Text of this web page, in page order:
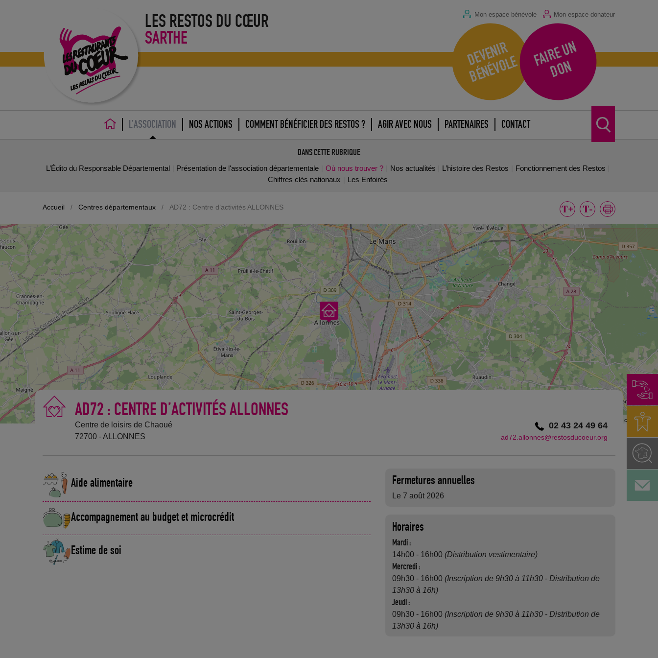
LES RESTOS DU CŒUR
SARTHE
Mon espace bénévole Mon espace donateur
D
E
V
E
N
I
R
B
É
N
É
V
O
L
E F
A
I
R
E
U
N
D
O
N
ACCUEILL’ASSOCIATION NOS ACTIONS COMMENT BÉNÉFICIER DES RESTOS ? AGIR AVEC NOUS PARTENAIRES CONTACT
DANS CETTE RUBRIQUE
L’Édito du Responsable Départemental Présentation de l'association départementale Où nous trouver ? Nos actualités L’histoire des Restos
Fonctionnement des Restos
Chiffres clés nationaux
Les Enfoirés
Accueil / Centres départementaux / AD72 : Centre d’activités ALLONNES
contributors.
AD72 : CENTRE D’ACTIVITÉS ALLONNES
Centre de loisirs de Chaoué
72700 - ALLONNES
02 43 24 49 64
ad72.allonnes@restosducoeur.org
Aide alimentaire
Accompagnement au budget et microcrédit
Estime de soi
Fermetures annuelles
Le 7 août 2026
Horaires
Mardi :
14h00 - 16h00(Distribution vestimentaire)
Mercredi :
09h30 - 16h00(Inscription de 9h30 à 11h30 - Distribution de
13h30 à 16h)
Jeudi :
09h30 - 16h00(Inscription de 9h30 à 11h30 - Distribution de
13h30 à 16h)